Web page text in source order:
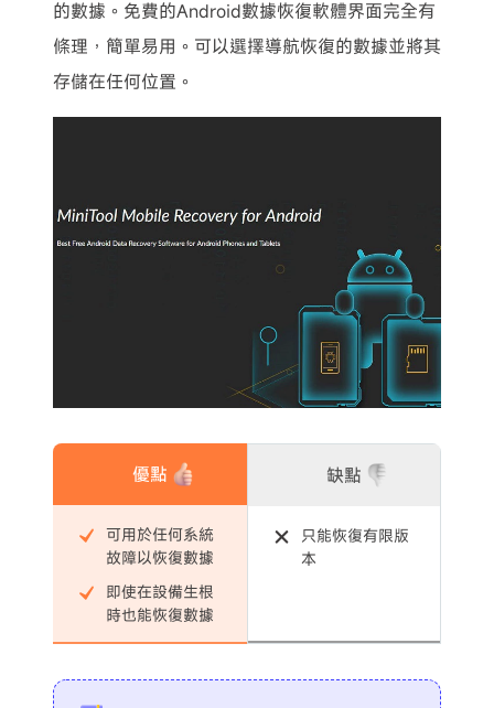
的數據。免費的Android數據恢復軟體界面完全有
條理，簡單易用。可以選擇導航恢復的數據並將其
存儲在任何位置。
優點
可用於任何系統
故障以恢復數據
即使在設備生根
時也能恢復數據
缺點
只能恢復有限版
本